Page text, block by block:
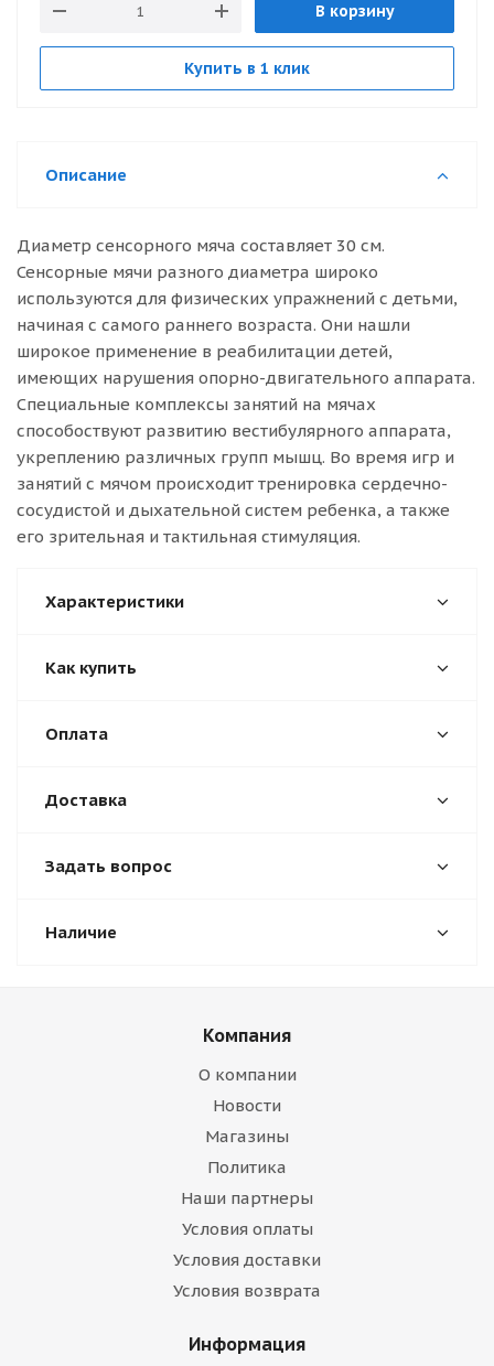
В корзину
Купить в 1 клик
Описание
Диаметр сенсорного мяча составляет 30 см.
Сенсорные мячи разного диаметра широко
используются для физических упражнений с детьми,
начиная с самого раннего возраста. Они нашли
широкое применение в реабилитации детей,
имеющих нарушения опорно-двигательного аппарата.
Специальные комплексы занятий на мячах
способоствуют развитию вестибулярного аппарата,
укреплению различных групп мышц. Во время игр и
занятий с мячом происходит тренировка сердечно-
сосудистой и дыхательной систем ребенка, а также
его зрительная и тактильная стимуляция.
Характеристики
Как купить
Оплата
Доставка
Задать вопрос
Наличие
Компания
О компании
Новости
Магазины
Политика
Наши партнеры
Условия оплаты
Условия доставки
Условия возврата
Информация